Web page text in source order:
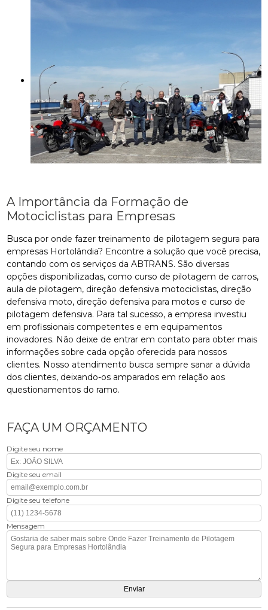
A Importância da Formação de
Motociclistas para Empresas
Busca por onde fazer treinamento de pilotagem segura para
empresas Hortolândia? Encontre a solução que você precisa,
contando com os serviços da ABTRANS. São diversas
opções disponibilizadas, como curso de pilotagem de carros,
aula de pilotagem, direção defensiva motociclistas, direção
defensiva moto, direção defensiva para motos e curso de
pilotagem defensiva. Para tal sucesso, a empresa investiu
em profissionais competentes e em equipamentos
inovadores. Não deixe de entrar em contato para obter mais
informações sobre cada opção oferecida para nossos
clientes. Nosso atendimento busca sempre sanar a dúvida
dos clientes, deixando-os amparados em relação aos
questionamentos do ramo.
FAÇA UM ORÇAMENTO
Digite seu nome
Digite seu email
Digite seu telefone
Mensagem